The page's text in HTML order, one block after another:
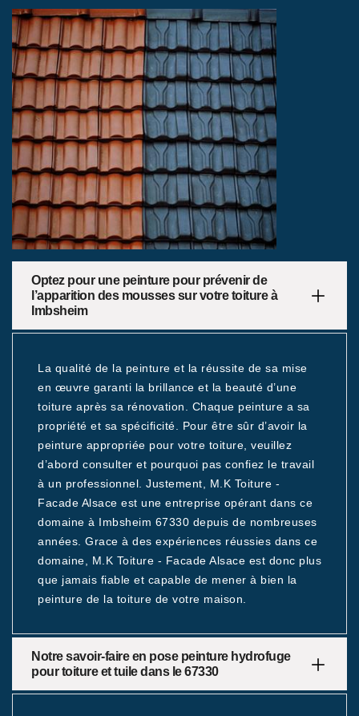
Optez pour une peinture pour prévenir de
l’apparition des mousses sur votre toiture à
Imbsheim
La qualité de la peinture et la réussite de sa mise
en œuvre garanti la brillance et la beauté d’une
toiture après sa rénovation. Chaque peinture a sa
propriété et sa spécificité. Pour être sûr d’avoir la
peinture appropriée pour votre toiture, veuillez
d’abord consulter et pourquoi pas confiez le travail
à un professionnel. Justement, M.K Toiture -
Facade Alsace est une entreprise opérant dans ce
domaine à Imbsheim 67330 depuis de nombreuses
années. Grace à des expériences réussies dans ce
domaine, M.K Toiture - Facade Alsace est donc plus
que jamais fiable et capable de mener à bien la
peinture de la toiture de votre maison.
Notre savoir-faire en pose peinture hydrofuge
pour toiture et tuile dans le 67330